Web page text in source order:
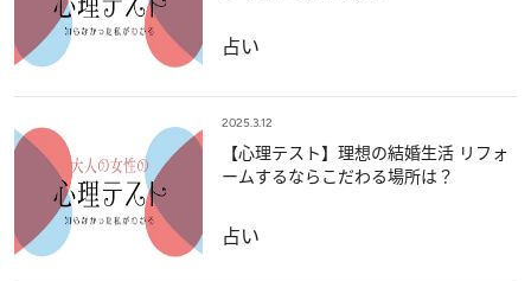
占い
2025.3.12
【心理テスト】理想の結婚生活 リフォ
ームするならこだわる場所は？
占い